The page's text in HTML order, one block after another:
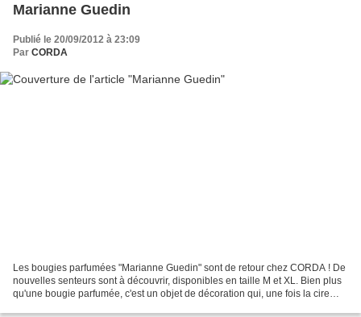
Marianne Guedin
Publié le 20/09/2012 à 23:09
Par CORDA
Les bougies parfumées "Marianne Guedin" sont de retour chez CORDA ! De
nouvelles senteurs sont à découvrir, disponibles en taille M et XL. Bien plus
qu'une bougie parfumée, c'est un objet de décoration qui, une fois la cire